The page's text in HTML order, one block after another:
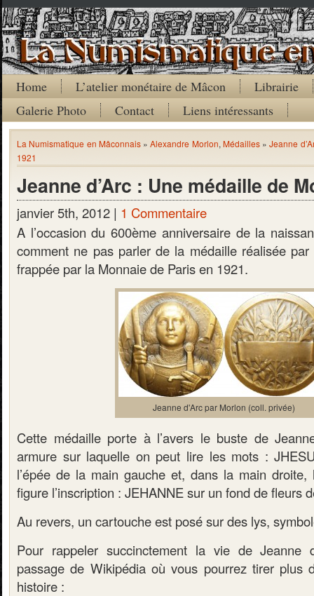
Home L’atelier monétaire de Mâcon
Librairie
Galerie Photo
Contact Liens intéressants
La Numismatique en Mâconnais»Alexandre Morlon, Médailles»Jeanne
1921
Jeanne d’Arc : Une médaille de
janvier 5th, 2012 | 1 Commentaire
A l’occasion du 600ème anniversaire de la
comment ne pas parler de la médaille réalisée
frappée par la Monnaie de Paris en 1921.
Jeanne d'Arc par Morlon (coll. privée)
Cette médaille porte à l’avers le buste de
armure sur laquelle on peut lire les mots :
l’épée de la main gauche et, dans la main droite,
figure l’inscription : JEHANNE sur un fond de fleurs
Au revers, un cartouche est posé sur des lys,
Pour rappeler succinctement la vie de Jeanne
passage de Wikipédia où vous pourrez tirer plus
histoire :